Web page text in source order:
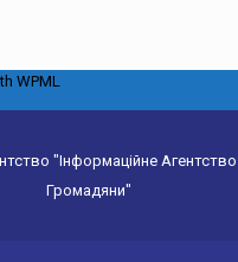
"Інформаційне
Громадяни"
WPML